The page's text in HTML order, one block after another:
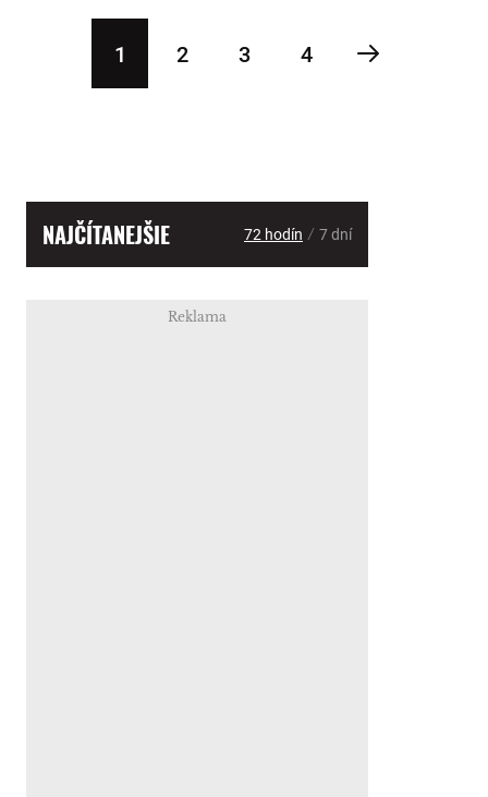
1 2 3 4
NAJČÍTANEJŠIE 72 hodín / 7 dní
Reklama